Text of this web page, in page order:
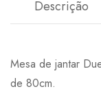
Descrição
Mesa de jantar
de 80cm.